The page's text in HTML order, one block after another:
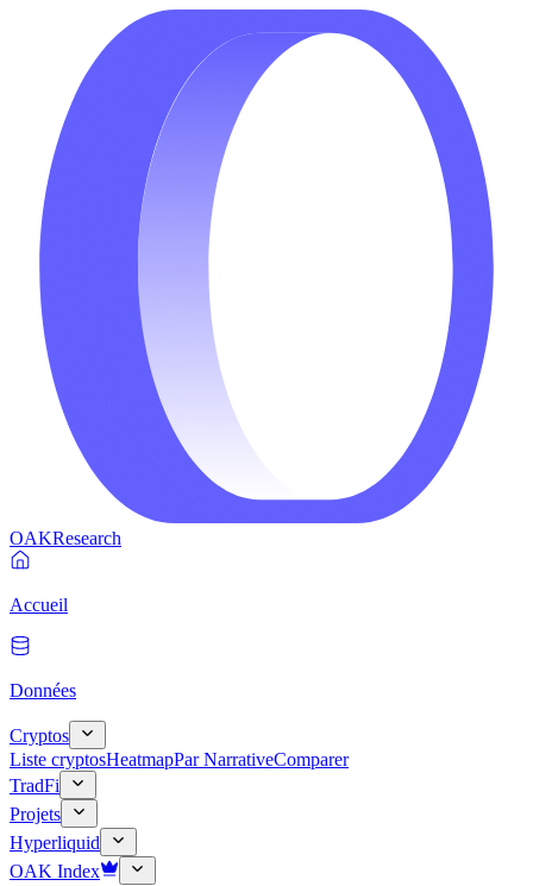
OAKResearch
Accueil
Données
Cryptos
Liste cryptosHeatmapPar NarrativeComparer
TradFi
Projets
Hyperliquid
OAK Index